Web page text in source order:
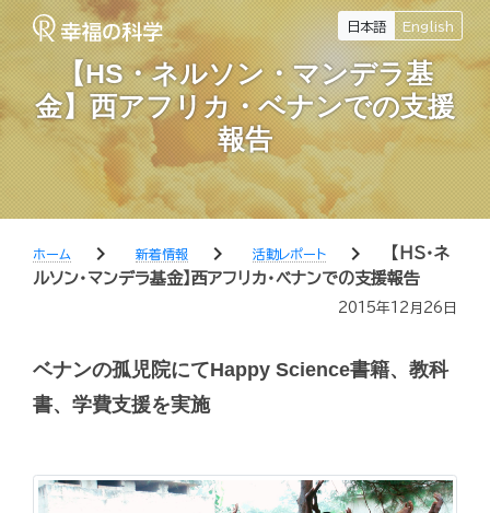
日本語 English
【HS・ネルソン・マンデラ基
金】西アフリカ・ベナンでの支援
報告
ホーム chevron_right 新着情報 chevron_right 活動レポート chevron_right
【HS・ネ
ルソン・マンデラ基金】西アフリカ・ベナンでの支援報告
2015年12月26日
ベナンの孤児院にてHappy Science書籍、教科
書、学費支援を実施